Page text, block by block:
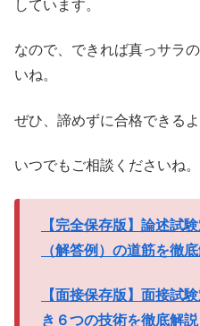
しています。
なので、できれば真っサラ
いね。
ぜひ、諦めずに合格できる
いつでもご相談くださいね。
【完全保存版】論述試
（解答例）の道筋を徹
【面接保存版】面接試
き６つの技術を徹底解説